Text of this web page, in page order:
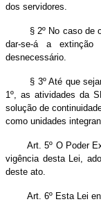
dos servidores.
§ 2º No caso de
dar-se-á a extinção
desnecessário.
§ 3º Até que sejam
1º, as atividades da
solução de
como unidades
Art. 5º O Poder
vigência desta Lei,
deste ato.
Art. 6º Esta Lei